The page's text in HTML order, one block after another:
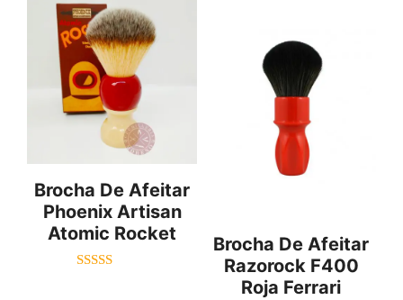
Brocha De Afeitar
Phoenix Artisan
Atomic Rocket
Brocha De Afeitar
Razorock F400
Roja Ferrari